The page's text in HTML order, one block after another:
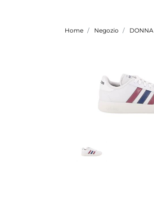
Home Negozio DONNA